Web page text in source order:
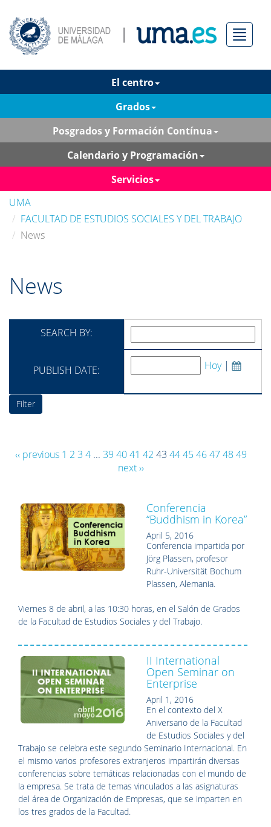
Menú
El centro
Grados
Posgrados y Formación Contínua
Calendario y Programación
Servicios
UMA
FACULTAD DE ESTUDIOS SOCIALES Y DEL TRABAJO
News
News
SEARCH BY:
PUBLISH DATE: Hoy|
‹‹ previous 1 2 3 4... 39 40 41 42 43 44 45 46 47 48 49
next ››
Conferencia
“Buddhism in Korea”
April 5, 2016
Conferencia impartida por
Jörg Plassen, profesor
Ruhr-Universität Bochum
Plassen, Alemania.
Viernes 8 de abril, a las 10:30 horas, en el Salón de Grados
de la Facultad de Estudios Sociales y del Trabajo.
II International
Open Seminar on
Enterprise
April 1, 2016
En el contexto del X
Aniversario de la Facultad
de Estudios Sociales y del
Trabajo se celebra este segundo Seminario Internacional. En
el mismo varios profesores extranjeros impartirán diversas
conferencias sobre temáticas relacionadas con el mundo de
la empresa. Se trata de temas vinculados a las asignaturas
del área de Organización de Empresas, que se imparten en
los tres grados de la Facultad.